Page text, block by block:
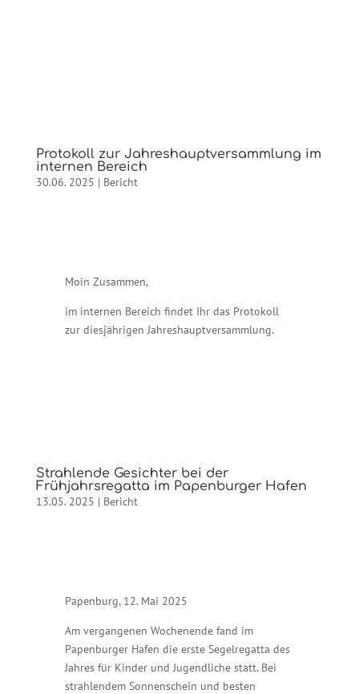
Protokoll zur Jahreshauptversammlung im
internen Bereich
30.06. 2025 | Bericht
Moin Zusammen,
im internen Bereich findet Ihr das Protokoll
zur diesjährigen Jahreshauptversammlung.
Strahlende Gesichter bei der
Frühjahrsregatta im Papenburger Hafen
13.05. 2025 | Bericht
Papenburg, 12. Mai 2025
Am vergangenen Wochenende fand im
Papenburger Hafen die erste Segelregatta des
Jahres für Kinder und Jugendliche statt. Bei
strahlendem Sonnenschein und besten